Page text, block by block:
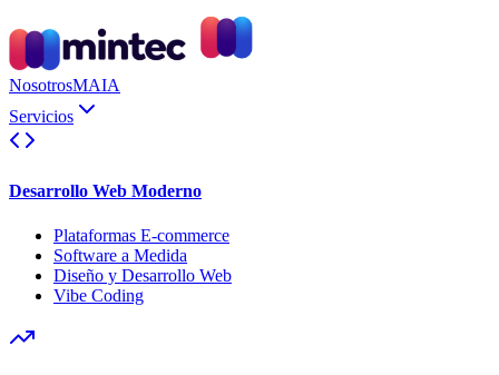
NosotrosMAIA
Servicios
Desarrollo Web Moderno
Plataformas E-commerce
Software a Medida
Diseño y Desarrollo Web
Vibe Coding